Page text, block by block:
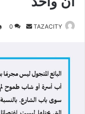
TAZACITY
ل
ب
0